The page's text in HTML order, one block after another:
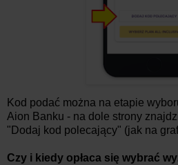
Kod podać można na etapie
Aion Banku - na dole strony
"Dodaj kod polecający" (jak na
Czy i kiedy opłaca się wybrać